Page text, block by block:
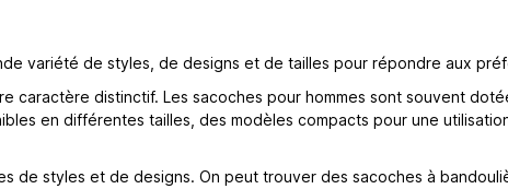
variété de styles, de designs et de tailles pour répondre aux
distinctif. Les sacoches pour hommes sont souvent
en différentes tailles, des modèles compacts pour une
de styles et de designs. On peut trouver des sacoches à